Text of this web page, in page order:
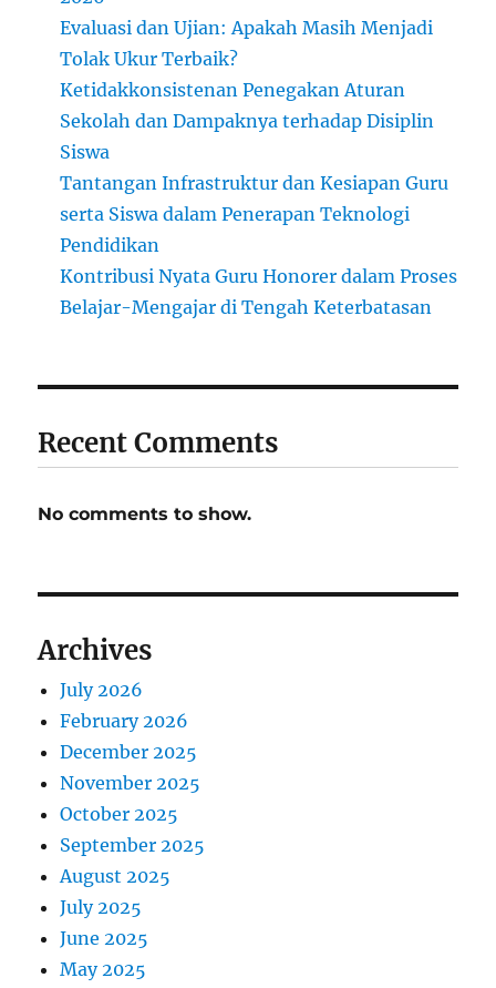
Evaluasi dan Ujian: Apakah Masih Menjadi
Tolak Ukur Terbaik?
Ketidakkonsistenan Penegakan Aturan
Sekolah dan Dampaknya terhadap Disiplin
Siswa
Tantangan Infrastruktur dan Kesiapan Guru
serta Siswa dalam Penerapan Teknologi
Pendidikan
Kontribusi Nyata Guru Honorer dalam Proses
Belajar-Mengajar di Tengah Keterbatasan
Recent Comments
No comments to show.
Archives
July 2026
February 2026
December 2025
November 2025
October 2025
September 2025
August 2025
July 2025
June 2025
May 2025